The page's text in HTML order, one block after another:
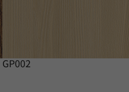
GP002